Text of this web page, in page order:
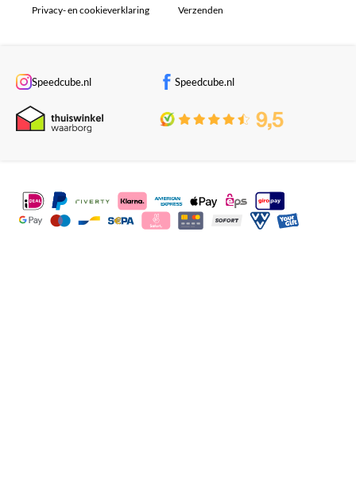
Privacy- en cookieverklaring
Verzenden
Speedcube.nl Speedcube.nl